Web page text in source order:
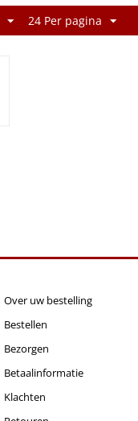
24 Per pagina
Over uw bestelling
Bestellen
Bezorgen
Betaalinformatie
Klachten